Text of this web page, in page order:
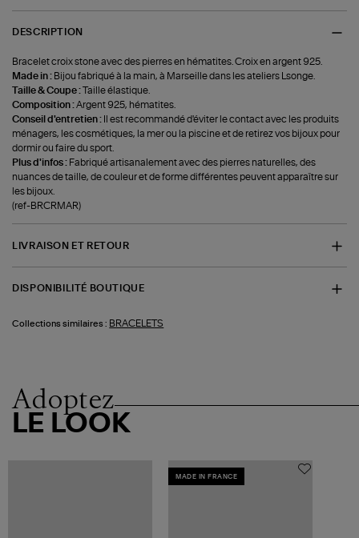
DESCRIPTION
Bracelet croix stone avec des pierres en hématites. Croix en argent 925.
Made in : Bijou fabriqué à la main, à Marseille dans les ateliers Lsonge.
Taille & Coupe :Taille élastique.
Composition :Argent 925, hématites.
Conseil d'entretien :
Il est recommandé d'éviter le contact avec les produits
ménagers, les cosmétiques, la mer ou la piscine et de retirez vos bijoux pour
dormir ou faire du sport.
Plus d'infos : Fabriqué artisanalement avec des pierres naturelles, des
nuances de taille, de couleur et de forme différentes peuvent apparaître sur
les bijoux.
(ref-BRCRMAR)
LIVRAISON ET RETOUR
DISPONIBILITÉ BOUTIQUE
Collections similaires : BRACELETS
Adoptez
LE LOOK
MADE IN FRANCE